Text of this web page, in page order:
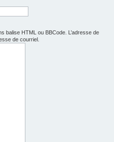
balise HTML ou BBCode. L’adresse de
de courriel.